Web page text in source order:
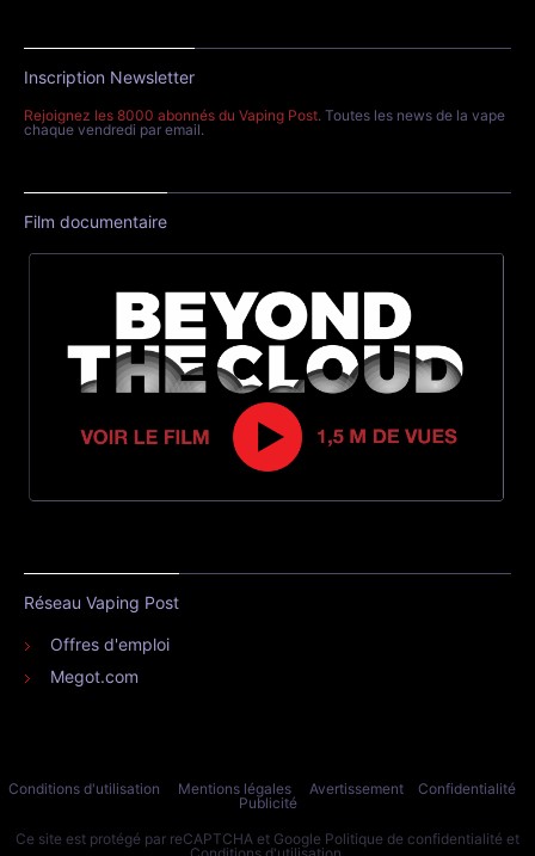
Inscription Newsletter
Rejoignez les 8000 abonnés du Vaping Post. Toutes les news de la vape
chaque vendredi par email.
Film documentaire
Réseau Vaping Post
Offres d'emploi
Megot.com
Conditions d'utilisation Mentions légales Avertissement
Confidentialité
Publicité
Ce site est protégé par reCAPTCHA et Google Politique de confidentialité et